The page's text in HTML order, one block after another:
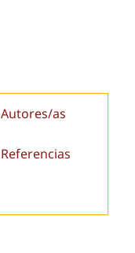
Autores/as
Referencias